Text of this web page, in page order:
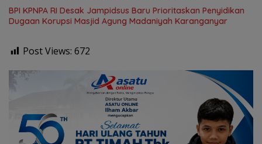
BPI KPNPA RI Desak Jampidsus Baru Prioritaskan Penyidikan
Dugaan Korupsi Masjid Agung Madaniyah Karanganyar
Post Views: 672